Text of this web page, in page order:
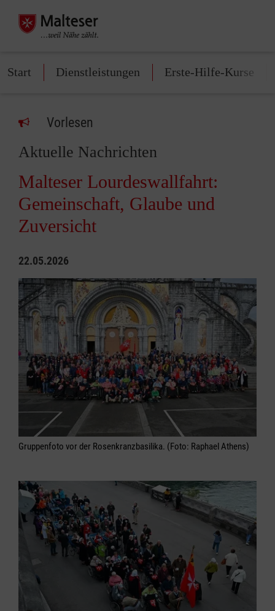
Start Dienstleistungen Erste-Hilfe-Kurse
Vorlesen
Aktuelle Nachrichten
Malteser Lourdeswallfahrt:
Gemeinschaft, Glaube und
Zuversicht
22.05.2026
Gruppenfoto vor der Rosenkranzbasilika. (Foto: Raphael Athens)